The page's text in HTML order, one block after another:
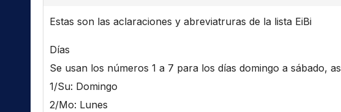
Estas son las aclaraciones y abreviatruras de la lista EiBi
Días
Se usan los números 1 a 7 para los días domingo a sábado,
1/Su: Domingo
2/Mo: Lunes